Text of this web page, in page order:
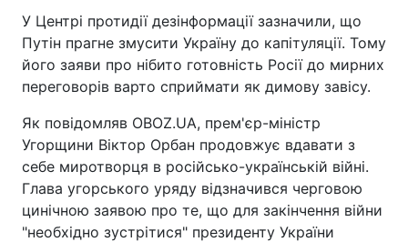
У Центрі протидії дезінформації зазначили, що
Путін прагне змусити Україну до капітуляції. Тому
його заяви про нібито готовність Росії до мирних
переговорів варто сприймати як димову завісу.
Як повідомляв OBOZ.UA, прем'єр-міністр
Угорщини Віктор Орбан продовжує вдавати з
себе миротворця в російсько-українській війні.
Глава угорського уряду відзначився черговою
цинічною заявою про те, що для закінчення війни
"необхідно зустрітися" президенту України